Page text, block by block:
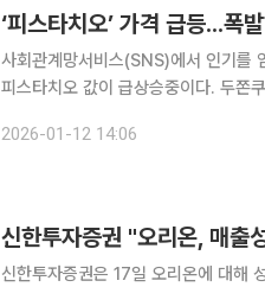
사회관계망서비스(SNS)에서 인기를
피스타치오 값이 급상승중이다. 두쫀쿠는 2024년 유행한 두바이 초콜릿에서 영감을 받아 한국에서
코코아 가루를 섞은 마시렐로로 동그
2026-01-12 14:06
신한투자증권 "오리온, 매출
신한투자증권은 17일 오리온에 대해